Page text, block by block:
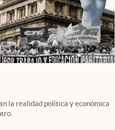
la realidad política y económica